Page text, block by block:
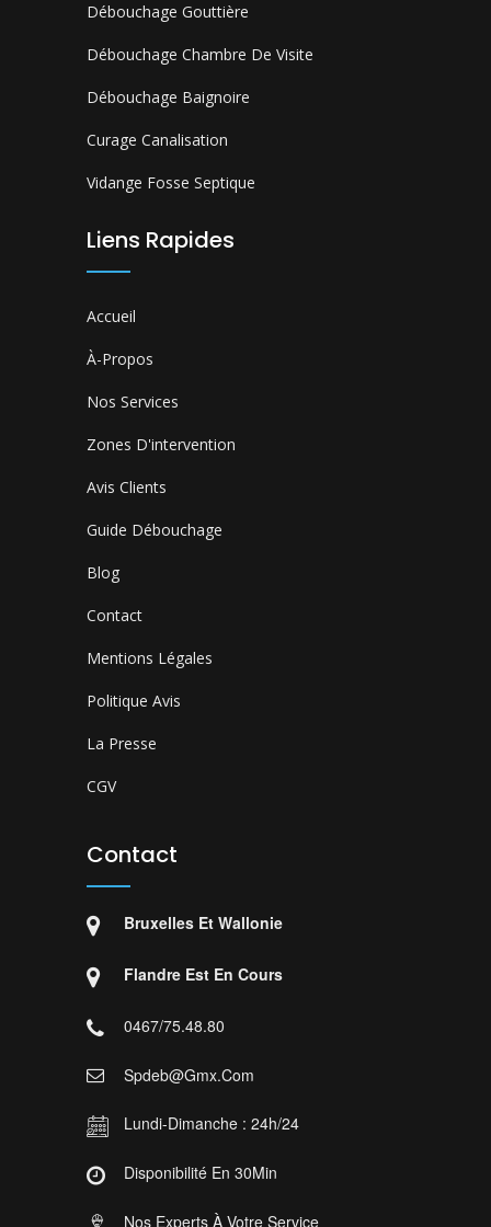
Débouchage Gouttière
Débouchage Chambre De Visite
Débouchage Baignoire
Curage Canalisation
Vidange Fosse Septique
Liens Rapides
Accueil
À-Propos
Nos Services
Zones D'intervention
Avis Clients
Guide Débouchage
Blog
Contact
Mentions Légales
Politique Avis
La Presse
CGV
Contact
Bruxelles Et Wallonie
Flandre Est En Cours
0467/75.48.80
Spdeb@gmx.com
Lundi-Dimanche : 24h/24
Disponibilité En 30Min
Nos Experts À Votre Service